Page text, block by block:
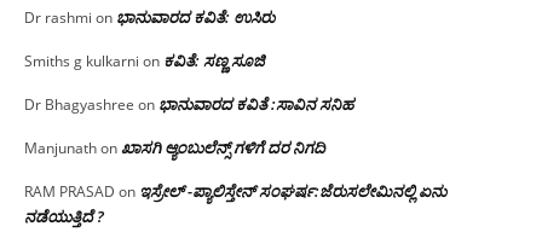
Dr rashmi on ಭಾನುವಾರದ ಕವಿತೆ: ಉಸಿರು
Smiths g kulkarni on ಕವಿತೆ: ಸಣ್ಣ ಸೂಜಿ
Dr Bhagyashree on ಭಾನುವಾರದ ಕವಿತೆ :ಸಾವಿನ ಸನಿಹ
Manjunathonಖಾಸಗಿ ಆ್ಯಂಬುಲೆನ್ಸ್ ಗಳಿಗೆ ದರ ನಿಗದಿ
RAM PRASAD on ಇಸ್ರೇಲ್ -ಪ್ಯಾಲಿಸ್ತೇನ್ ಸಂಘರ್ಷ:ಜೆರುಸಲೇಮಿನಲ್ಲಿ ಏನು
ನಡೆಯುತ್ತಿದೆ ?